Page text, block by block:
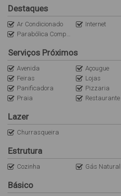
Obs: A internet é uma cortesia do
Não nos responsabilizamos por
não dispõe de roupas de cama,
Destaques
Ar Condicionado Internet
Parabólica Compartilhada
Serviços Próximos
Avenida Açougue
Feiras
Lojas
Panificadora
Pizzaria
Praia
Restaurante
Lazer
Churrasqueira
Estrutura
Cozinha Gás Natural
Básico